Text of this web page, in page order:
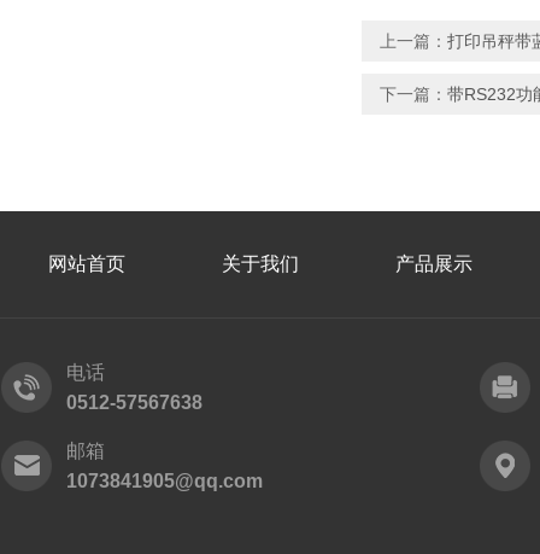
上一篇： 打印吊秤带
下一篇： 带RS232功
网站首页 关于我们 产品展示
电话
0512-57567638
邮箱
1073841905@qq.com